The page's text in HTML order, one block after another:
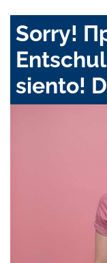
Sorry!
siento!